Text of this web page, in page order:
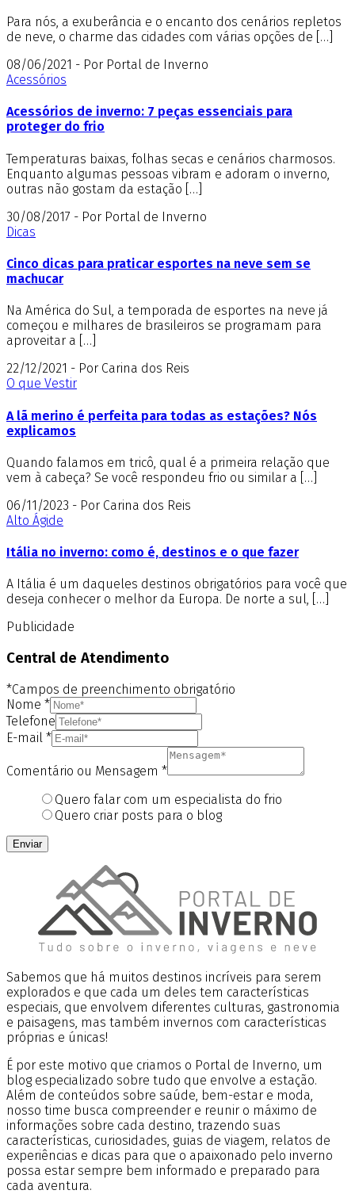
Para nós, a exuberância e o encanto dos cenários repletos
de neve, o charme das cidades com várias opções de […]
08/06/2021 - Por Portal de Inverno
Acessórios
Acessórios de inverno: 7 peças essenciais para
proteger do frio
Temperaturas baixas, folhas secas e cenários charmosos.
Enquanto algumas pessoas vibram e adoram o inverno,
outras não gostam da estação […]
30/08/2017 - Por Portal de Inverno
Dicas
Cinco dicas para praticar esportes na neve sem se
machucar
Na América do Sul, a temporada de esportes na neve já
começou e milhares de brasileiros se programam para
aproveitar a […]
22/12/2021 - Por Carina dos Reis
O que Vestir
A lã merino é perfeita para todas as estações? Nós
explicamos
Quando falamos em tricô, qual é a primeira relação que
vem à cabeça? Se você respondeu frio ou similar a […]
06/11/2023 - Por Carina dos Reis
Alto Ágide
Itália no inverno: como é, destinos e o que fazer
A Itália é um daqueles destinos obrigatórios para você que
deseja conhecer o melhor da Europa. De norte a sul, […]
Publicidade
Central de Atendimento
*Campos de preenchimento obrigatório
Nome *
Telefone
E-mail *
Comentário ou Mensagem *
Quero falar com um especialista do frio
Quero criar posts para o blog
Enviar
Sabemos que há muitos destinos incríveis para serem
explorados e que cada um deles tem características
especiais, que envolvem diferentes culturas, gastronomia
e paisagens, mas também invernos com características
próprias e únicas!
É por este motivo que criamos o Portal de Inverno, um
blog especializado sobre tudo que envolve a estação.
Além de conteúdos sobre saúde, bem-estar e moda,
nosso time busca compreender e reunir o máximo de
informações sobre cada destino, trazendo suas
características, curiosidades, guias de viagem, relatos de
experiências e dicas para que o apaixonado pelo inverno
possa estar sempre bem informado e preparado para
cada aventura.